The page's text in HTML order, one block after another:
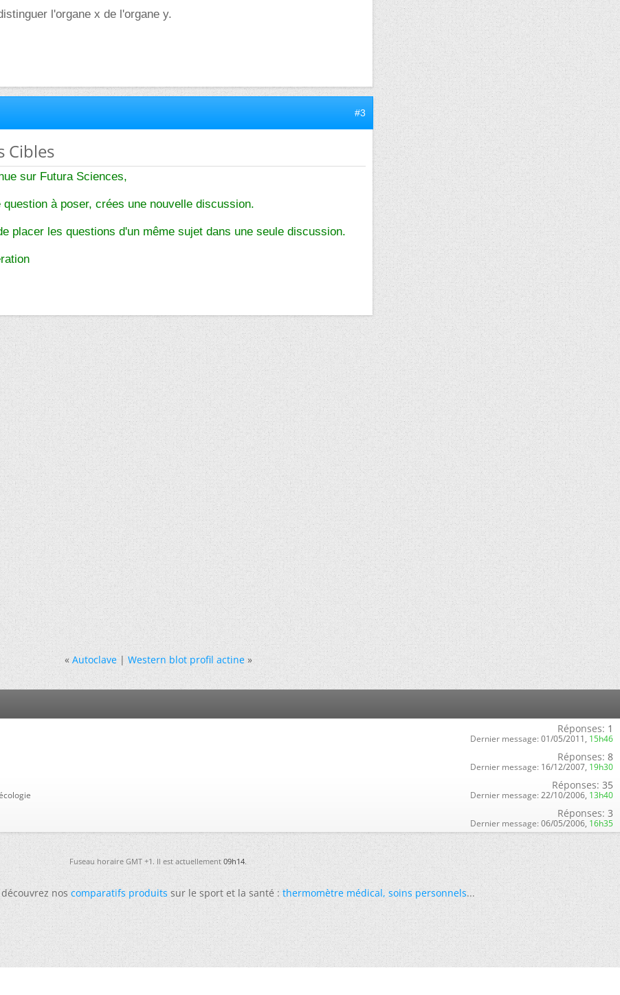
l'organe x de l'organe y.
#3
Cibles
sur Futura Sciences,
question à poser, crées une nouvelle discussion.
placer les questions d'un même sujet dans une seule discussion.
« Autoclave|Western blot profil actine »
Réponses: 1
Dernier message: 01/05/2011, 15h46
Réponses: 8
Dernier message: 16/12/2007, 19h30
Réponses: 35
Dernier message: 22/10/2006, 13h40
Réponses: 3
Dernier message: 06/05/2006, 16h35
Fuseau horaire GMT +1. Il est actuellement09h14.
noscomparatifs produitssur le sport et la santé :thermomètre médical,soins personnels...